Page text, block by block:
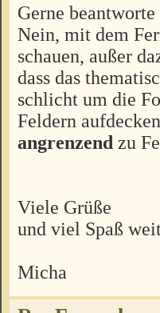
Gerne
Nein, mit dem
schauen, außer
dass das
schlicht um die
Feldern
angrenzend zu
Viele Grüße
und viel Spaß
Micha